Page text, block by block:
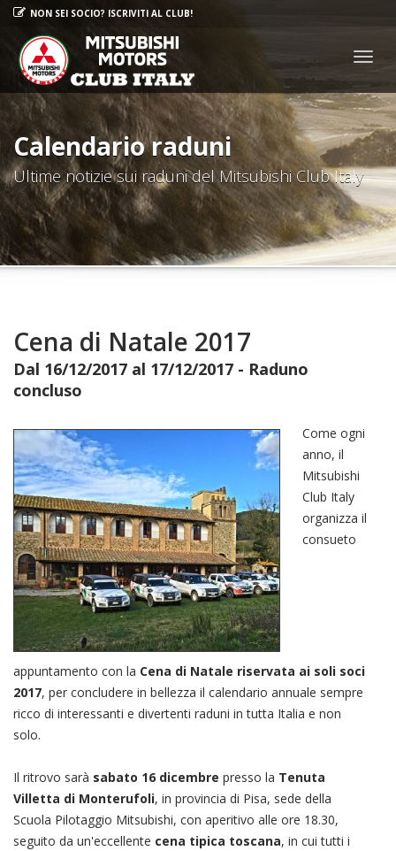
NON SEI SOCIO? ISCRIVITI AL CLUB!
Calendario raduni
Ultime notizie sui raduni del Mitsubishi Club Italy
Cena di Natale 2017
Dal 16/12/2017 al 17/12/2017 - Raduno
concluso
Come ogni
anno, il
Mitsubishi
Club Italy
organizza il
consueto
appuntamento con la Cena di Natale riservata ai soli soci
2017, per concludere in bellezza il calendario annuale sempre
ricco di interessanti e divertenti raduni in tutta Italia e non
solo.
Il ritrovo sarà sabato 16 dicembre presso la Tenuta
Villetta di Monterufoli, in provincia di Pisa, sede della
Scuola Pilotaggio Mitsubishi, con aperitivo alle ore 18.30,
seguito da un'eccellente cena tipica toscana, in cui tutti i